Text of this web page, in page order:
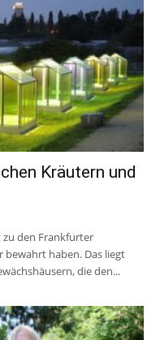
Kräutern und
den Frankfurter
bewahrt haben. Das liegt
die den...